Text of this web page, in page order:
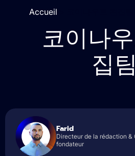
Accueil
코이나
집팀
Farid
Directeur de la rédaction &
fondateur